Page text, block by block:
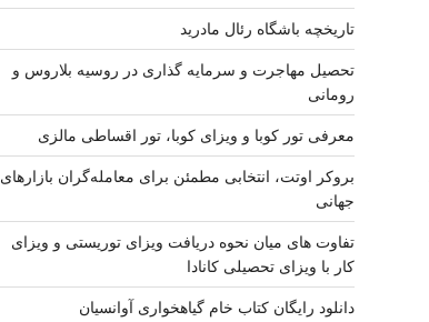
تاریخچه باشگاه رئال مادرید
تحصیل مهاجرت و سرمایه گذاری در روسیه بلاروس و
رومانی
معرفی تور کوبا و ویزای کوبا، تور اقساطی مالزی
بروکر اوتت، انتخابی مطمئن برای معامله‌گران بازارهای
جهانی
تفاوت های میان نحوه دریافت ویزای توریستی و ویزای
کار با ویزای تحصیلی کانادا
دانلود رایگان کتاب خام گیاهخواری آوانسیان